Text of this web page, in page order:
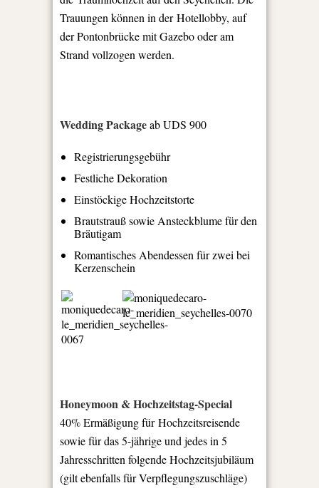
Trauungen können in der Hotellobby, auf
der Pontonbrücke mit Gazebo oder am
Strand vollzogen werden.
Wedding Packageab UDS 900
Registrierungsgebühr
Festliche Dekoration
Einstöckige Hochzeitstorte
Brautstrauß sowie Ansteckblume für den
Bräutigam
Romantisches Abendessen für zwei bei
Kerzenschein
Honeymoon & Hochzeitstag-Special
40% Ermäßigung für Hochzeitsreisende
sowie für das 5-jährige und jedes in 5
Jahresschritten folgende Hochzeitsjubiläum
(gilt ebenfalls für Verpflegungszuschläge)